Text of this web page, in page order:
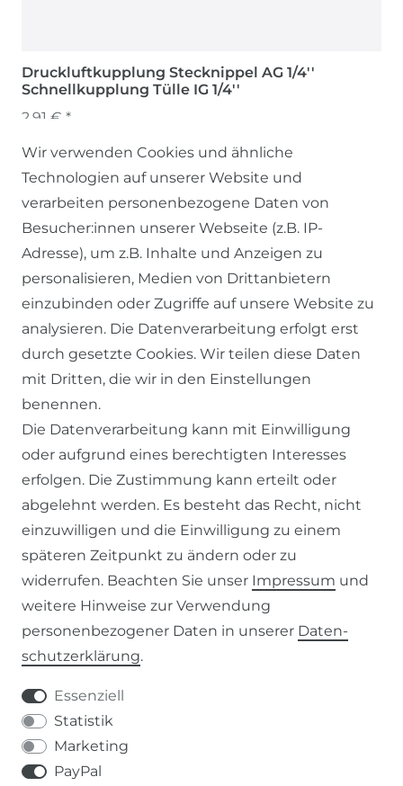
Druckluftkupplung Stecknippel AG 1/4''
Schnellkupplung Tülle IG 1/4''
2,91 € *
SERVICE
KONTAKT
ZAHLUNG & VERSAND
WIDERRUFSFORMULAR
RECHTLICHES
WIDERRUFSRECHT
IMPRESSUM
DATENSCHUTZERKLÄRUNG
037207-995665
Wir verwenden Cookies und ähnliche
Technologien auf unserer Website und
verarbeiten personenbezogene Daten von
Besucher:innen unserer Webseite (z.B. IP-
Adresse), um z.B. Inhalte und Anzeigen zu
personalisieren, Medien von Drittanbietern
einzubinden oder Zugriffe auf unsere Website zu
analysieren. Die Datenverarbeitung erfolgt erst
durch gesetzte Cookies. Wir teilen diese Daten
mit Dritten, die wir in den Einstellungen
benennen.
Die Datenverarbeitung kann mit Einwilligung
oder aufgrund eines berechtigten Interesses
erfolgen. Die Zustimmung kann erteilt oder
abgelehnt werden. Es besteht das Recht, nicht
einzuwilligen und die Einwilligung zu einem
späteren Zeitpunkt zu ändern oder zu
widerrufen. Beachten Sie unser Impressum und
weitere Hinweise zur Verwendung
personenbezogener Daten in unserer Daten­
schutz­erklärung.
Essenziell
Statistik
Marketing
PayPal